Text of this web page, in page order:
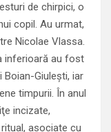
de chirpici, o
copil. Au urmat,
Nicolae Vlassa.
inferioară au fost
Giuleşti, iar
timpurii. În anul
incizate,
asociate cu